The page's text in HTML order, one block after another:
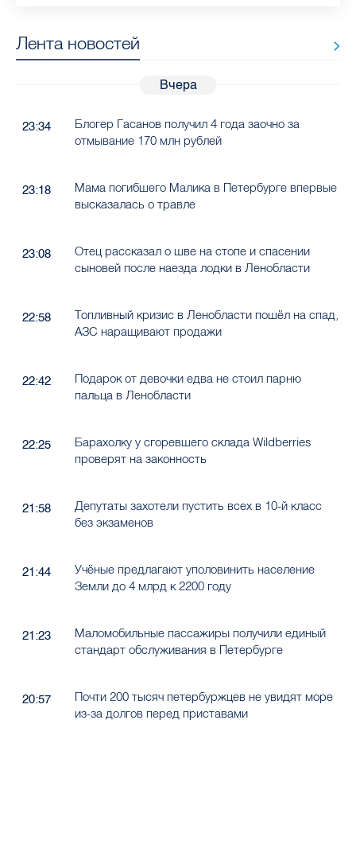
Лента новостей
Вчера
23:34
Блогер Гасанов получил 4 года заочно за
отмывание 170 млн рублей
23:18
Мама погибшего Малика в Петербурге впервые
высказалась о травле
23:08
Отец рассказал о шве на стопе и спасении
сыновей после наезда лодки в Ленобласти
22:58
Топливный кризис в Ленобласти пошёл на спад,
АЗС наращивают продажи
22:42
Подарок от девочки едва не стоил парню
пальца в Ленобласти
22:25
Барахолку у сгоревшего склада Wildberries
проверят на законность
21:58
Депутаты захотели пустить всех в 10-й класс
без экзаменов
21:44
Учёные предлагают уполовинить население
Земли до 4 млрд к 2200 году
21:23
Маломобильные пассажиры получили единый
стандарт обслуживания в Петербурге
20:57
Почти 200 тысяч петербуржцев не увидят море
из-за долгов перед приставами